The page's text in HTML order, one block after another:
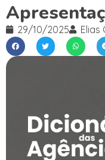
29/10/2025 Elias